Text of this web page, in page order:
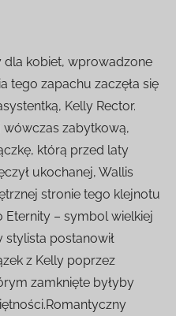
dla kobiet, wprowadzone
tego zapachu zaczęła się
Kelly Rector.
wówczas zabytkową,
którą przed laty
ukochanej, Wallis
stronie tego klejnotu
Eternity – symbol wielkiej
stylista postanowił
z Kelly poprzez
zamknięte byłyby